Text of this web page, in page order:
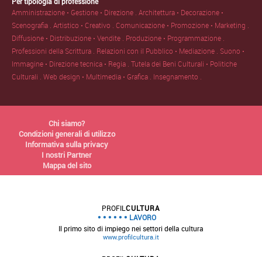
Amministrazione • Gestione • Direzione .Architettura • Decorazione •
Scenografia .Artistico • Creativo .Comunicazione • Promozione • Marketing .
Diffusione • Distribuzione • Vendite . Produzione • Programmazione .
Professioni della Scrittura . Relazioni con il Pubblico • Mediazione . Suono •
Immagine • Direzione tecnica • Regia .Tutela dei Beni Culturali • Politiche
Culturali .Web design • Multimedia • Grafica . Insegnamento .
Chi siamo?
Condizioni generali di utilizzo
Informativa sulla privacy
I nostri Partner
Mappa del sito
PROFIL CULTURA
LAVORO
Il primo sito di impiego nei settori della cultura
www.profilcultura.it